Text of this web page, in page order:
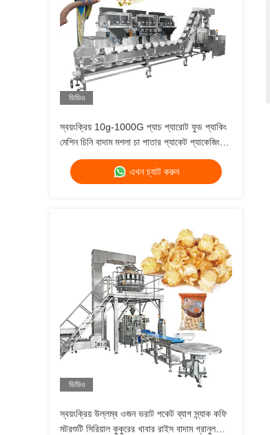
ভিডিও
স্বয়ংক্রিয় 10g-1000G প্যাচ প্যারোট ফুড প্যাকিং
মেশিন চিনি বাদাম মশলা চা পাতার প্যাকেট প্যাকেজিং
মেশিন মাল্টিহেড ওজন
এখন চ্যাট করুন
ভিডিও
স্বয়ংক্রিয় উল্লম্ব ওজন ভরাট পকেট ব্যাগ স্ন্যাক কফি
মটরশুটি সিরিয়াল কুকুরের খাবার রাইস বাদাম গ্রানুল